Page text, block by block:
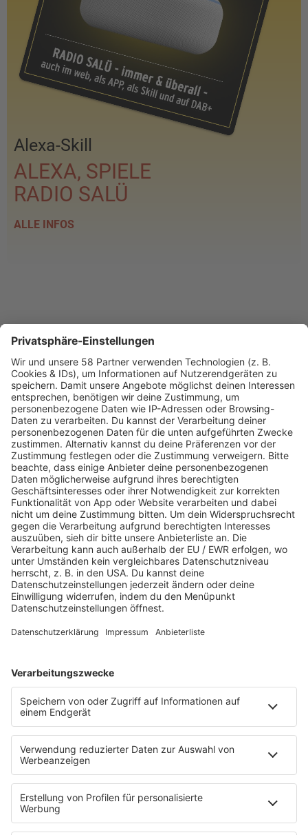
Alexa-Skill
ALEXA, SPIELE
RADIO SALÜ
ALLE INFOS
PROGRAMM
Webstream
Webcam
SALÜ am Morgen
Podcast
Aktuelle Beiträge und Themen
Sound of Saarland
Martina Straten
Hitstory
Schlaumeier-Duell
Mundwerk - schlau frühstücken
FUN
Kontakt-Board
App
T.B. Action-Hero
10 Fragen 10 Antworten
Chat-Community
SALÜ TV
SERVICE